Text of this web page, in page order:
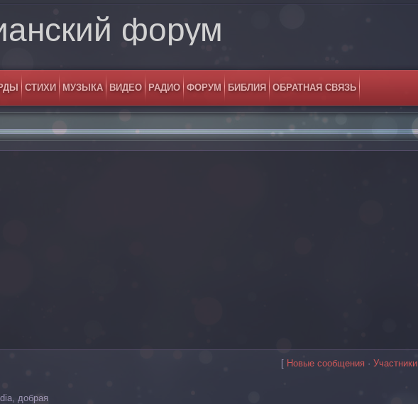
форум
СТИХИ МУЗЫКА ВИДЕО РАДИО ФОРУМ БИБЛИЯ ОБРАТНАЯ СВЯЗЬ
[ Новые сообщения · Участники
, добрая